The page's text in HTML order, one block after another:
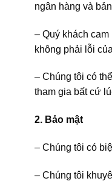
ngân hàng và
– Quý khách
không phải lỗi
– Chúng tôi có
tham gia bất cứ
2. Bảo mật
– Chúng tôi có
– Chúng tôi